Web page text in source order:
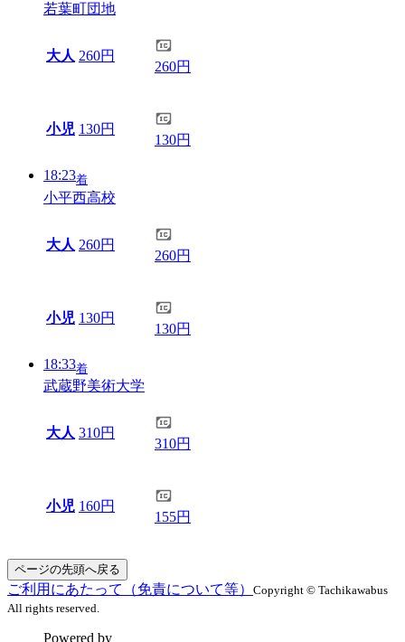
若葉町団地
大人 260円
260円
小児 130円
130円
18:23着
小平西高校
大人 260円
260円
小児 130円
130円
18:33着
武蔵野美術大学
大人 310円
310円
小児 160円
155円
ページの先頭へ戻る
ご利用にあたって（免責について等） Copyright © Tachikawabus
All rights reserved.
Powered by